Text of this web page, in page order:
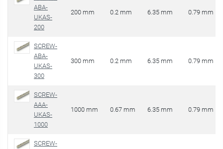
ABA-
UKAS-
200
200 mm 0.2 mm 6.35 mm 0.79 mm
SCREW-
ABA-
UKAS-
300
300 mm 0.2 mm 6.35 mm 0.79 mm
SCREW-
AAA-
UKAS-
1000
1000 mm 0.67 mm 6.35 mm 0.79 mm
SCREW-